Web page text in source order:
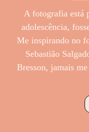
A fotografia está
adolescência,
Me inspirando no
Sebastião
Bresson, jamais